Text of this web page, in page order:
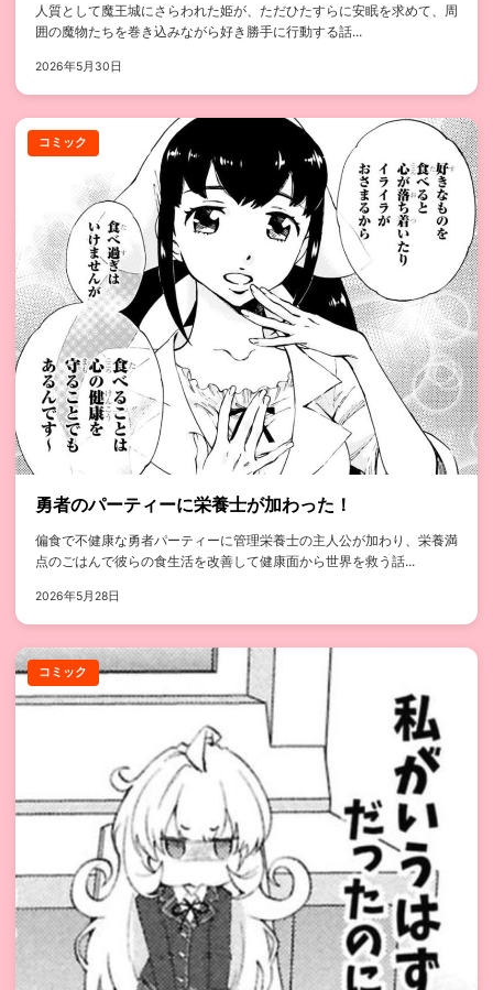
人質として魔王城にさらわれた姫が、ただひたすらに安眠を求めて、周
囲の魔物たちを巻き込みながら好き勝手に行動する話...
2026年5月30日
コミック
勇者のパーティーに栄養士が加わった！
偏食で不健康な勇者パーティーに管理栄養士の主人公が加わり、栄養満
点のごはんで彼らの食生活を改善して健康面から世界を救う話...
2026年5月28日
コミック